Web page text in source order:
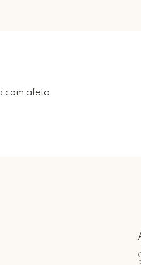
com afeto